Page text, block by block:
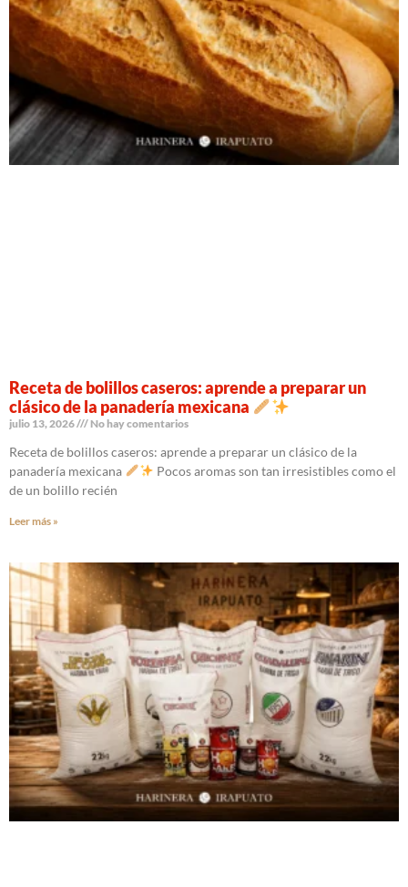
Receta de bolillos caseros: aprende a preparar un
clásico de la panadería mexicana
julio 13, 2026 No hay comentarios
Receta de bolillos caseros: aprende a preparar un clásico de la
panadería mexicana
Pocos aromas son tan irresistibles como el
de un bolillo recién
Leer más »